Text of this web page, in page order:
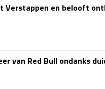
Verstappen en belooft
van Red Bull ondanks